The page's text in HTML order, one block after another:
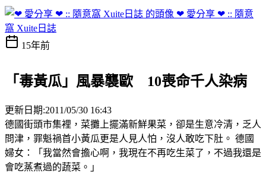
❤ 愛分享 ❤ :: 隨意
窩 Xuite日誌
15年前
「毒黃瓜」風暴襲歐 10喪命千人染病
更新日期:2011/05/30 16:43
德國街頭市集裡，菜攤上擺滿新鮮果菜，卻是生意冷清，乏人
問津，罪魁禍首小黃瓜更是人見人怕，沒人敢吃下肚。 德國
婦女：「我當然會擔心啊，我現在不再吃生菜了，不過我還是
會吃蒸煮過的蔬菜。」